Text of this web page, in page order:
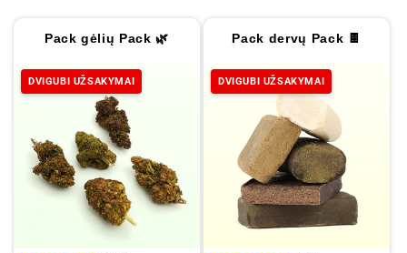
Pack gėlių Pack 🌿
DVIGUBI UŽSAKYMAI
Pack dervų Pack 🍫
DVIGUBI UŽSAKYMAI